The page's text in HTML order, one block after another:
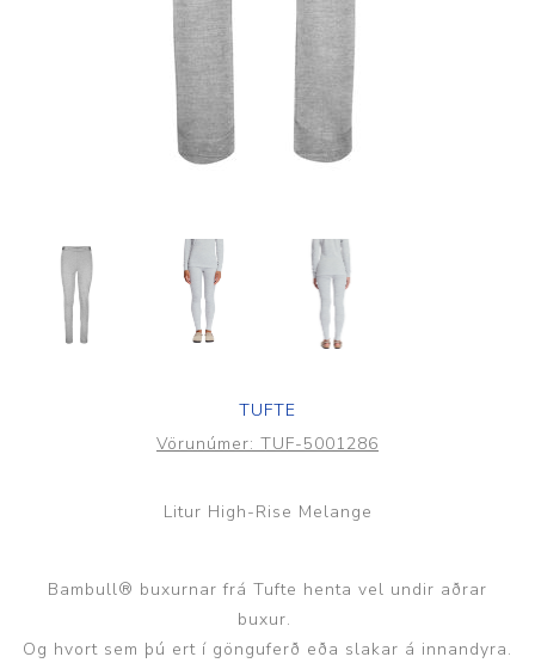
TUFTE
Vörunúmer: TUF-5001286
Litur High-Rise Melange
Bambull® buxurnar frá Tufte henta vel undir aðrar
buxur.
Og hvort sem þú ert í gönguferð eða slakar á innandyra.